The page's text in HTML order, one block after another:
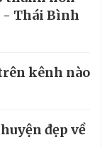
- Thái Bình
kênh nào
đẹp về